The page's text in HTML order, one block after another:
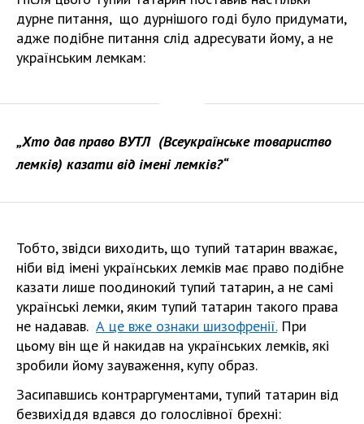
дурне питання, що дурнішого годі було придумати,
адже подібне питання слід адресувати йому, а не
українським лемкам:
„Хто дав право ВУТЛ (Всеукраїнське товариство
лемків) казати від імені лемків?“
Тобто, звідси виходить, що тупий татарин вважає,
ніби від імені українських лемків має право подібне
казати лише поодинокий тупий татарин, а не самі
українські лемки, яким тупий татарин такого права
не надавав. А це вже ознаки шизофренії.При
цьому він ще й накидав на українських лемків, які
зробили йому зауваження, купу образ.
Засипавшись контраргументами, тупий татарин від
безвихіддя вдався до голослівної брехні: